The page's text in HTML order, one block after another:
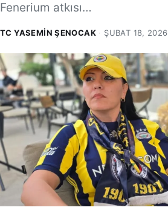
Fenerium atkısı…
TC YASEMIN ŞENOCAK · ŞUBAT 18, 2026